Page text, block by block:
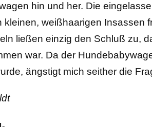
hin und her. Die
kleinen, weißhaarigen Insassen
ließen einzig den Schluß zu,
war. Da der
ängstigt mich seither die